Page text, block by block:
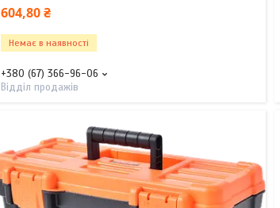
604,80 ₴
Немає в наявності
+380 (67) 366-96-06
Відділ продажів